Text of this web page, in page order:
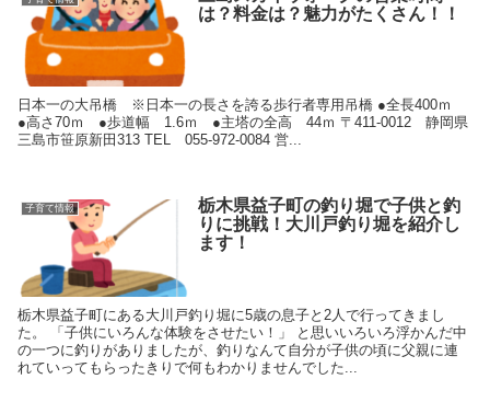
は？料金は？魅力がたくさん！！
日本一の大吊橋 ※日本一の長さを誇る歩行者専用吊橋 ●全長400ｍ
●高さ70ｍ ●歩道幅 1.6ｍ ●主塔の全高 44ｍ 〒411-0012 静岡県
三島市笹原新田313 TEL 055-972-0084 営...
子育て情報
栃木県益子町の釣り堀で子供と釣
りに挑戦！大川戸釣り堀を紹介し
ます！
栃木県益子町にある大川戸釣り堀に5歳の息子と2人で行ってきまし
た。 「子供にいろんな体験をさせたい！」 と思いいろいろ浮かんだ中
の一つに釣りがありましたが、釣りなんて自分が子供の頃に父親に連
れていってもらったきりで何もわかりませんでした...